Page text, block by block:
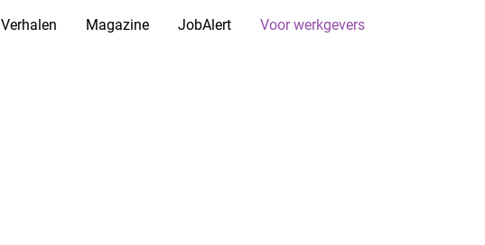
Verhalen Magazine JobAlert Voor werkgevers